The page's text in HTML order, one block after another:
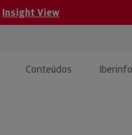
Insight View
Conteúdos